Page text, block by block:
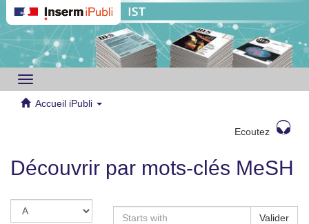
Toggle
navigation
Accueil iPubli
Ecoutez
Découvrir par mots-clés MeSH
Valider